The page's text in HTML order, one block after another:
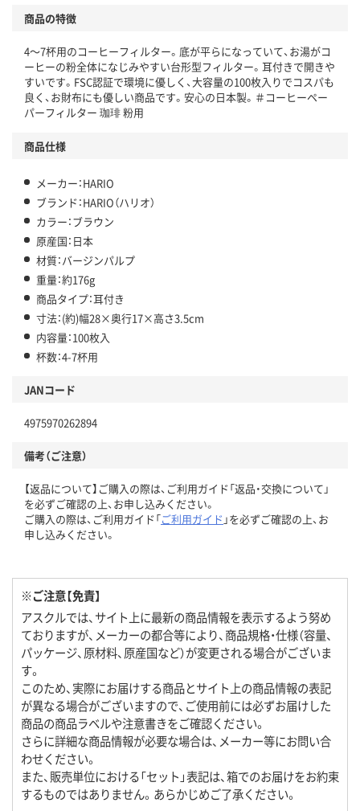
商品の特徴
4～7杯用のコーヒーフィルター。底が平らになっていて、お湯がコ
ーヒーの粉全体になじみやすい台形型フィルター。耳付きで開きや
すいです。FSC認証で環境に優しく、大容量の100枚入りでコスパも
良く、お財布にも優しい商品です。安心の日本製。＃コーヒーペー
パーフィルター 珈琲 粉用
商品仕様
メーカー：HARIO
ブランド：HARIO（ハリオ）
カラー：ブラウン
原産国：日本
材質：バージンパルプ
重量：約176g
商品タイプ：耳付き
寸法：(約)幅28×奥行17×高さ3.5cm
内容量：100枚入
杯数：4-7杯用
JANコード
4975970262894
備考（ご注意）
【返品について】ご購入の際は、ご利用ガイド「返品・交換について」
を必ずご確認の上、お申し込みください。
ご購入の際は、ご利用ガイド「ご利用ガイド 」を必ずご確認の上、お
申し込みください。
※ご注意【免責】
アスクルでは、サイト上に最新の商品情報を表示するよう努め
ておりますが、メーカーの都合等により、商品規格・仕様（容量、
パッケージ、原材料、原産国など）が変更される場合がございま
す。
このため、実際にお届けする商品とサイト上の商品情報の表記
が異なる場合がございますので、ご使用前には必ずお届けした
商品の商品ラベルや注意書きをご確認ください。
さらに詳細な商品情報が必要な場合は、メーカー等にお問い合
わせください。
また、販売単位における「セット」表記は、箱でのお届けをお約束
するものではありません。あらかじめご了承ください。